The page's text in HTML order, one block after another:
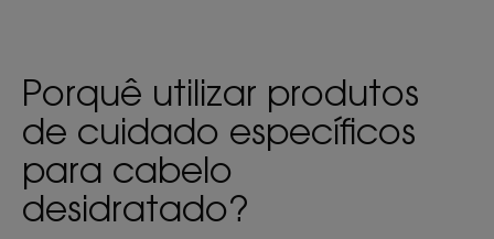
Porquê utilizar produtos
de cuidado específicos
para cabelo
desidratado?